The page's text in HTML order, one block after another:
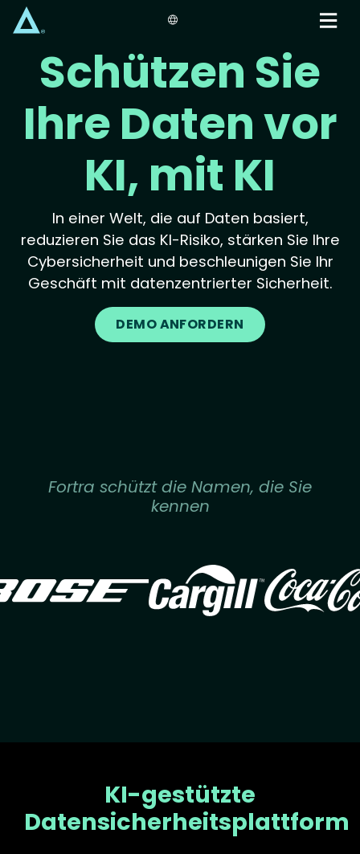
content
Schützen Sie
Ihre Daten vor
KI, mit KI
In einer Welt, die auf Daten basiert,
reduzieren Sie das KI-Risiko, stärken Sie Ihre
Cybersicherheit und beschleunigen Sie Ihr
Geschäft mit datenzentrierter Sicherheit.
DEMO ANFORDERN
Fortra schützt die Namen, die Sie
kennen
Image
KI-gestützte
Datensicherheitsplattform